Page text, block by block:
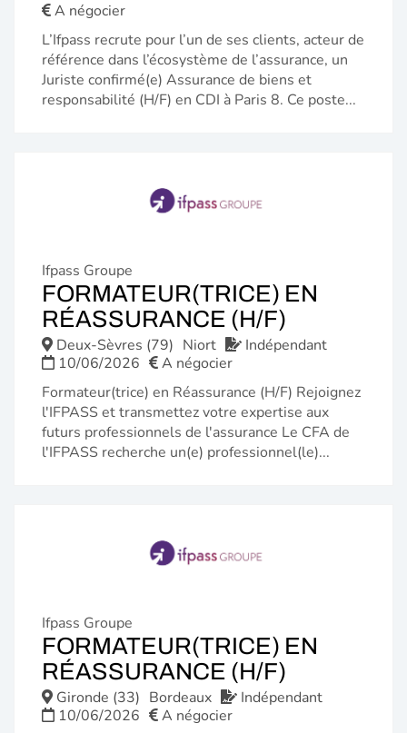
A négocier
L’Ifpass recrute pour l’un de ses clients, acteur de
référence dans l’écosystème de l’assurance, un
Juriste confirmé(e) Assurance de biens et
responsabilité (H/F) en CDI à Paris 8. Ce poste...
Ifpass Groupe
FORMATEUR(TRICE) EN
RÉASSURANCE (H/F)
FENÊTRE)
Deux-Sèvres (79) Niort
Indépendant
10/06/2026
A négocier
Formateur(trice) en Réassurance (H/F) Rejoignez
l'IFPASS et transmettez votre expertise aux
futurs professionnels de l'assurance Le CFA de
l'IFPASS recherche un(e) professionnel(le)...
Ifpass Groupe
FORMATEUR(TRICE) EN
RÉASSURANCE (H/F)
FENÊTRE)
Gironde (33) Bordeaux
Indépendant
10/06/2026
A négocier